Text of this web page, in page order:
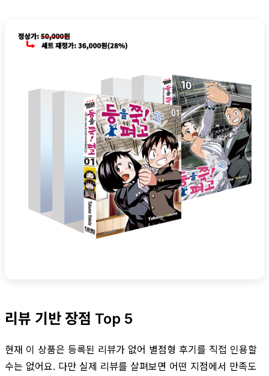
리뷰 기반 장점 Top 5
현재 이 상품은 등록된 리뷰가 없어 별점형 후기를 직접 인용할
수는 없어요. 다만 실제 리뷰를 살펴보면 어떤 지점에서 만족도